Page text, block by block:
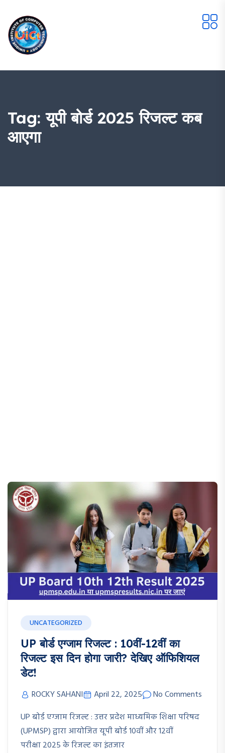
Tag:यूपी बोर्ड 2025 रिजल्ट कब
आएगा
UNCATEGORIZED
UP बोर्ड एग्जाम रिजल्ट : 10वीं-12वीं का
रिजल्ट इस दिन होगा जारी? देखिए ऑफिशियल
डेट!
ROCKY SAHANI April 22, 2025
No Comments
UP बोर्ड एग्जाम रिजल्ट : उत्तर प्रदेश माध्यमिक शिक्षा परिषद
(UPMSP) द्वारा आयोजित यूपी बोर्ड 10वीं और 12वीं
परीक्षा 2025 के रिजल्ट का इंतजार